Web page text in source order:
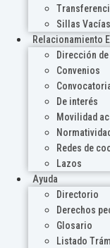
Sillas Vacías
Relacionamiento
Dirección
Convenios
De interés
Movilidad
Normatividad
Redes de
Lazos
Ayuda
Directorio
Derechos
Glosario
Listado